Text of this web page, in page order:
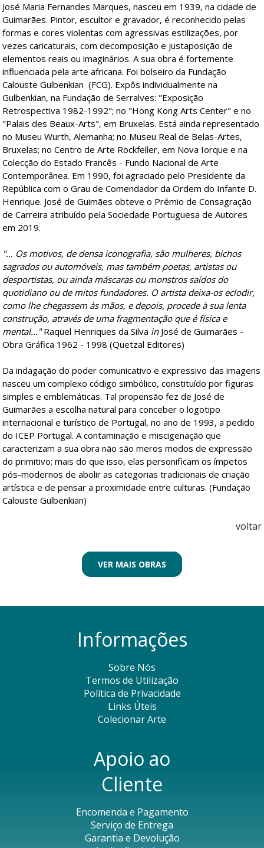
José Maria Fernandes Marques, nasceu em 1939, na cidade de
Guimarães. Pintor, escultor e gravador, é reconhecido pelas
formas e cores violentas com agressivas estilizações, por
vezes caricaturais, com decomposição e justaposição de
elementos reais ou imaginários. A sua obra é fortemente
influenciada pela arte africana. Foi bolseiro da Fundação
Calouste Gulbenkian (FCG). Expôs individualmente na
Gulbenkian, na Fundação de Serralves: "Exposição
Retrospectiva 1982-1992"; no "Hong Kong Arts Center" e no
"Palais des Beaux-Arts", em Bruxelas. Está ainda representado
no Museu Wurth, Alemanha; no Museu Real de Belas-Artes,
Bruxelas; no Centro de Arte Rockfeller, em Nova Iorque e na
Colecção do Estado Francês - Fundo Nacional de Arte
Contemporânea. Em 1990, foi agraciado pelo Presidente da
República com o Grau de Comendador da Ordem do Infante D.
Henrique. José de Guimães obteve o Prémio de Consagração
de Carreira atribuído pela Sociedade Portuguesa de Autores
em 2019.
"... Os motivos, de densa iconografia, são mulheres, bichos
sagrados ou automóveis, mas também poetas, artistas ou
desportistas, ou ainda máscaras ou monstros saídos do
quotidiano ou de mitos fundadores. O artista deixa-os eclodir,
como lhe chegassem às mãos, e depois, procede à sua lenta
construção, através de uma fragmentação que é física e
mental..."Raquel Henriques da Silva inJosé de Guimarães -
Obra Gráfica 1962 - 1998 (Quetzal Editores)
Da indagação do poder comunicativo e expressivo das imagens
nasceu um complexo código simbólico, constituído por figuras
simples e emblemáticas. Tal propensão fez de José de
Guimarães a escolha natural para conceber o logotipo
internacional e turístico de Portugal, no ano de 1993, a pedido
do ICEP Portugal. A contaminação e miscigenação que
caracterizam a sua obra não são meros modos de expressão
do primitivo; mais do que isso, elas personificam os ímpetos
pós-modernos de abolir as categorias tradicionais de criação
artística e de pensar a proximidade entre culturas. (Fundação
Calouste Gulbenkian)
voltar
VER MAIS OBRAS
Informações
Sobre Nós
Termos de Utilização
Política de Privacidade
Links Úteis
Colecionar Arte
Apoio ao
Cliente
Encomenda e Pagamento
Serviço de Entrega
Garantia e Devolução